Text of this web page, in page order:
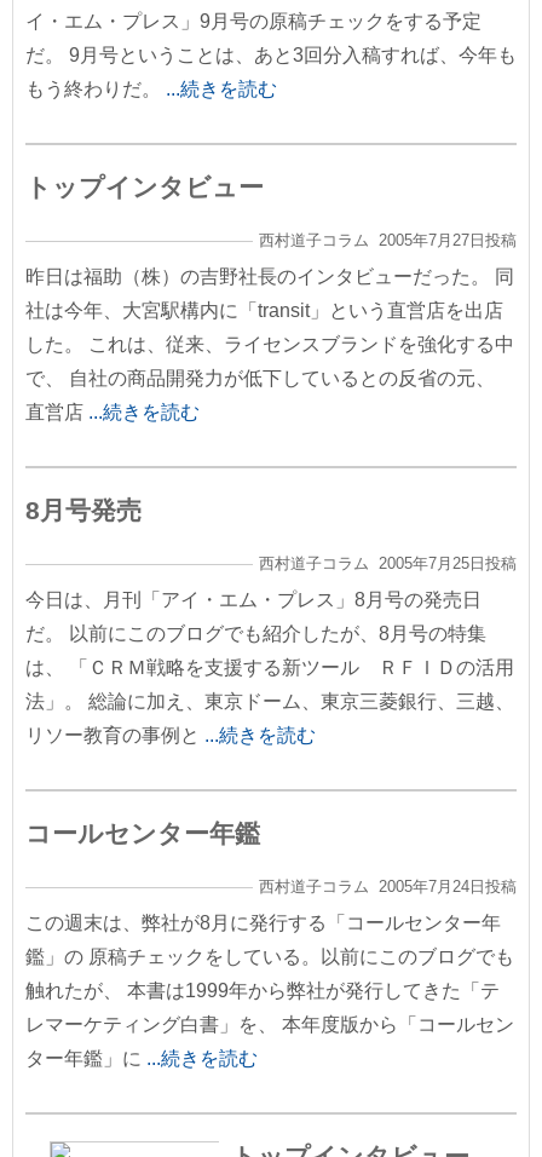
イ・エム・プレス」9月号の原稿チェックをする予定
だ。 9月号ということは、あと3回分入稿すれば、今年も
もう終わりだ。 ...続きを読む
トップインタビュー
西村道子コラム 2005年7月27日投稿
昨日は福助（株）の吉野社長のインタビューだった。 同
社は今年、大宮駅構内に「transit」という直営店を出店
した。 これは、従来、ライセンスブランドを強化する中
で、 自社の商品開発力が低下しているとの反省の元、
直営店 ...続きを読む
8月号発売
西村道子コラム 2005年7月25日投稿
今日は、月刊「アイ・エム・プレス」8月号の発売日
だ。 以前にこのブログでも紹介したが、8月号の特集
は、 「ＣＲＭ戦略を支援する新ツール ＲＦＩＤの活用
法」。 総論に加え、東京ドーム、東京三菱銀行、三越、
リソー教育の事例と ...続きを読む
コールセンター年鑑
西村道子コラム 2005年7月24日投稿
この週末は、弊社が8月に発行する「コールセンター年
鑑」の 原稿チェックをしている。以前にこのブログでも
触れたが、 本書は1999年から弊社が発行してきた「テ
レマーケティング白書」を、 本年度版から「コールセン
ター年鑑」に ...続きを読む